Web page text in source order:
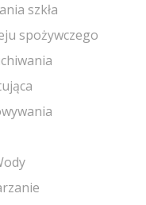
szkła
spożywczego